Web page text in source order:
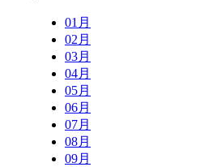
01月
02月
03月
04月
05月
06月
07月
08月
09月